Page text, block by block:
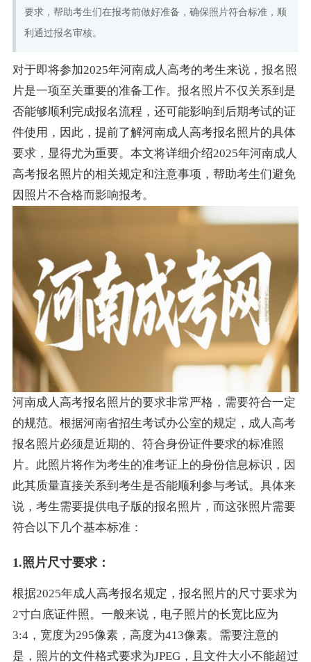
要求，帮助考生们在报考前做好准备，确保照片符合标准，顺
利通过报名审核。
对于即将参加2025年河南成人高考的考生来说，报名照
片是一项至关重要的准备工作。报名照片不仅关系到是
否能够顺利完成报名流程，还可能影响到后期考试的证
件使用，因此，提前了解河南成人高考报名照片的具体
要求，显得尤为重要。本文将详细介绍2025年河南成人
高考报名照片的相关规定和注意事项，帮助考生们避免
因照片不合格而影响报考。
河南成人高考报名照片的要求非常严格，需要符合一定
的规范。根据河南省招生考试办公室的规定，成人高考
报名照片必须是近期的、符合身份证件要求的标准照
片。此照片将作为考生的准考证上的身份信息标识，因
此其质量直接关系到考生是否能顺利参与考试。具体来
说，考生需要提供电子版的报名照片，而这张照片需要
符合以下几个基本标准：
1.照片尺寸要求：
根据2025年成人高考报名规定，报名照片的尺寸要求为
2寸白底证件照。一般来说，电子照片的长宽比应为
3:4，宽度为295像素，高度为413像素。需要注意的
是，照片的文件格式要求为JPEG，且文件大小不能超过